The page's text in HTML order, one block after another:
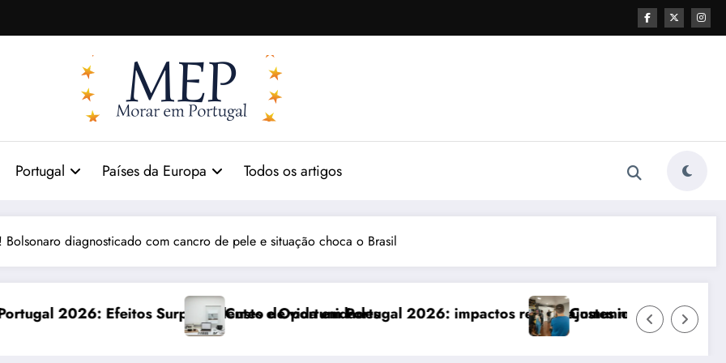
Portugal Países da Europa Todos os artigos
diagnosticado com cancro de pele e situação choca o Brasil
e Oportunidades
Custo de vida em Portugal 2026: impactos reais e ajustes necessáriosComunicação com Balcões Públicos em 2026: Os